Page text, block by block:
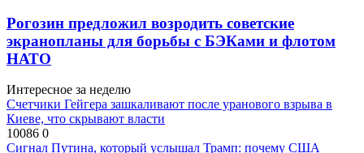
Рогозин предложил возродить советские
экранопланы для борьбы с БЭКами и флотом
НАТО
Интересное за неделю
Счетчики Гейгера зашкаливают после уранового взрыва в
Киеве, что скрывают власти
10086 0
Сигнал Путина, который услышал Трамп: почему США